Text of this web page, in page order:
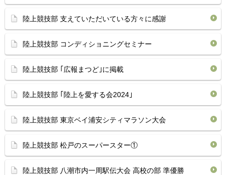
陸上競技部 支えていただいている方々に感謝
陸上競技部 コンディショニングセミナー
陸上競技部 ｢広報まつど｣に掲載
陸上競技部 ｢陸上を愛する会2024｣
陸上競技部 東京ベイ浦安シティマラソン大会
陸上競技部 松戸のスーパースター①
陸上競技部 八潮市内一周駅伝大会 高校の部 準優勝